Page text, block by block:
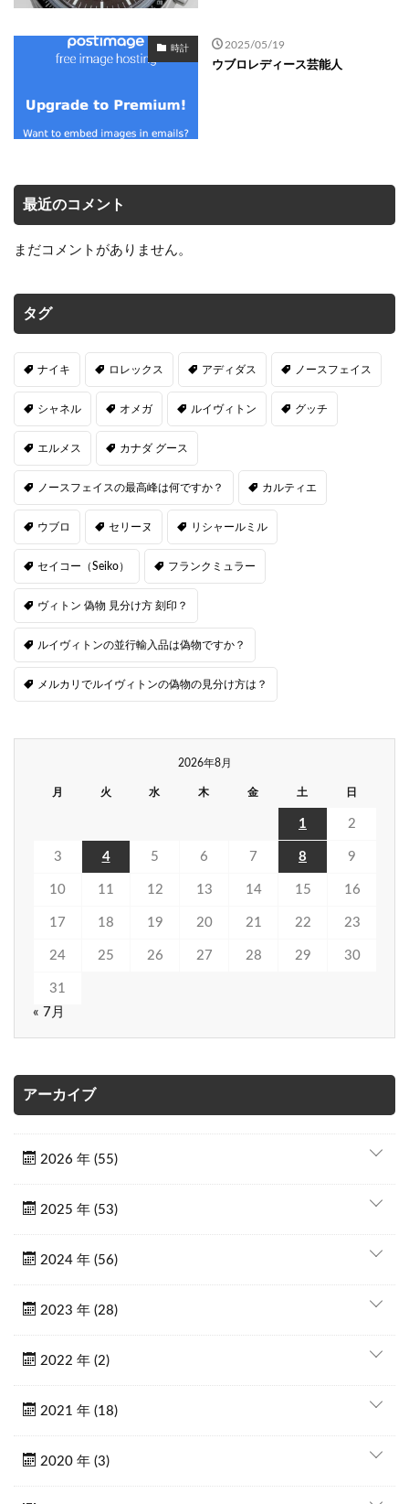
時計 2025/05/19
ウブロレディース芸能人
最近のコメント
まだコメントがありません。
タグ
ナイキ ロレックス アディダス ノースフェイス
シャネル オメガ ルイヴィトン グッチ
エルメス カナダ グース
ノースフェイスの最高峰は何ですか？ カルティエ
ウブロ セリーヌ リシャールミル
セイコー（Seiko） フランクミュラー
ヴィトン 偽物 見分け方 刻印？
ルイヴィトンの並行輸入品は偽物ですか？
メルカリでルイヴィトンの偽物の見分け方は？
2026年8月
月 火 水 木 金 土 日
1 2
3 4 5 6 7 8 9
10 11 12 13 14 15 16
17 18 19 20 21 22 23
24 25 26 27 28 29 30
31
« 7月
アーカイブ
2026 年 (55)
2025 年 (53)
2024 年 (56)
2023 年 (28)
2022 年 (2)
2021 年 (18)
2020 年 (3)